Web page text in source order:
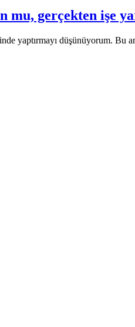
mu, gerçekten işe
yaptırmayı düşünüyorum. Bu